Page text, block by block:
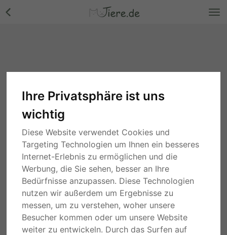
Ihre Privatsphäre ist uns
wichtig
Diese Website verwendet Cookies und
Targeting Technologien um Ihnen ein besseres
Internet-Erlebnis zu ermöglichen und die
Werbung, die Sie sehen, besser an Ihre
Bedürfnisse anzupassen. Diese Technologien
nutzen wir außerdem um Ergebnisse zu
messen, um zu verstehen, woher unsere
Besucher kommen oder um unsere Website
weiter zu entwickeln. Durch das Surfen auf